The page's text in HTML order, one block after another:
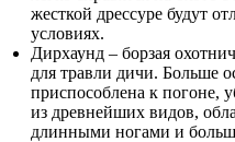
жесткой дрессуре будут
условиях.
Дирхаунд – борзая
для травли дичи. Больше
приспособлена к погоне,
из древнейших видов,
длинными ногами и